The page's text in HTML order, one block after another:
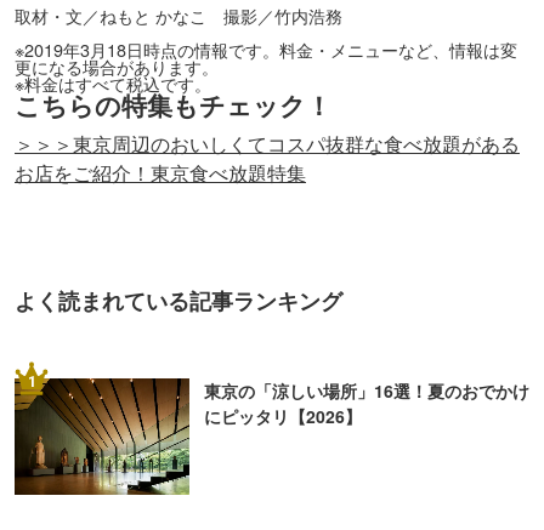
取材・文／ねもと かなこ 撮影／竹内浩務
※2019年3月18日時点の情報です。料金・メニューなど、情報は変
更になる場合があります。
※料金はすべて税込です。
こちらの特集もチェック！
＞＞＞東京周辺のおいしくてコスパ抜群な食べ放題がある
お店をご紹介！東京食べ放題特集
よく読まれている記事ランキング
1
東京の「涼しい場所」16選！夏のおでかけ
にピッタリ【2026】